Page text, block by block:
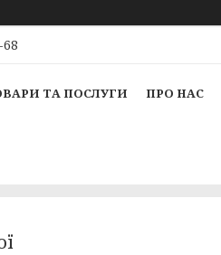
ТА ПОСЛУГИ ПРО НАС